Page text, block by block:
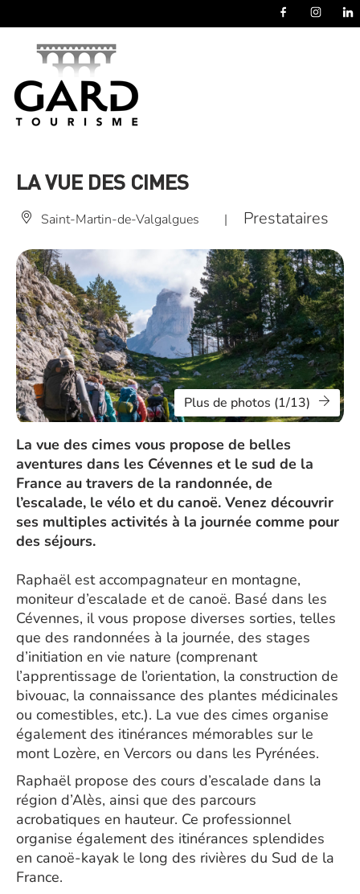
LA VUE DES CIMES
Saint-Martin-de-Valgalgues | Prestataires
Plus de photos (1/13)
La vue des cimes vous propose de belles
aventures dans les Cévennes et le sud de la
France au travers de la randonnée, de
l’escalade, le vélo et du canoë. Venez découvrir
ses multiples activités à la journée comme pour
des séjours.
Raphaël est accompagnateur en montagne,
moniteur d’escalade et de canoë. Basé dans les
Cévennes, il vous propose diverses sorties, telles
que des randonnées à la journée, des stages
d’initiation en vie nature (comprenant
l’apprentissage de l’orientation, la construction de
bivouac, la connaissance des plantes médicinales
ou comestibles, etc.). La vue des cimes organise
également des itinérances mémorables sur le
mont Lozère, en Vercors ou dans les Pyrénées.
Raphaël propose des cours d’escalade dans la
région d’Alès, ainsi que des parcours
acrobatiques en hauteur. Ce professionnel
organise également des itinérances splendides
en canoë-kayak le long des rivières du Sud de la
France.